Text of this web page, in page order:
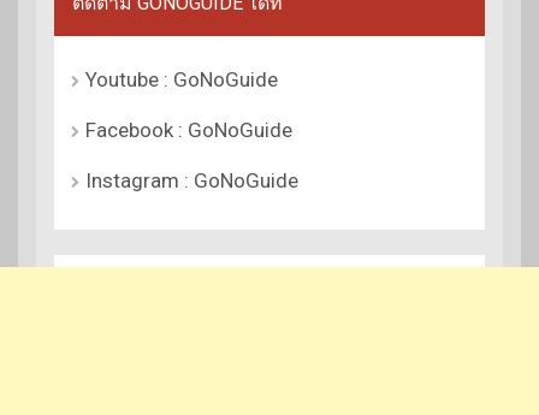
Youtube : GoNoGuide
Facebook : GoNoGuide
Instagram : GoNoGuide